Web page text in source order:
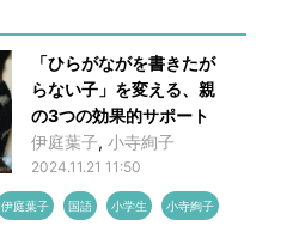
「ひらがながを書きたが
らない子」を変える、親
の3つの効果的サポート
伊庭葉子, 小寺絢子
2024.11.21 11:50
伊庭葉子 国語 小学生 小寺絢子